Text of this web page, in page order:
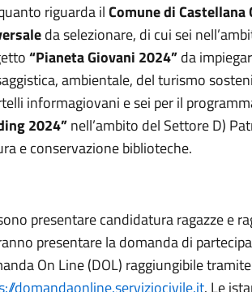
riguarda ilComune di Castellana
da selezionare, di cui sei
“Pianeta Giovani 2024”da
ambientale, del turismo
informagiovani e sei per il
2024”nell’ambito del Settore D)
e conservazione biblioteche.
presentare candidatura ragazze e
presentare la domanda di
On Line (DOL) raggiungibile
domandaonline.serviziocivile.it. Le